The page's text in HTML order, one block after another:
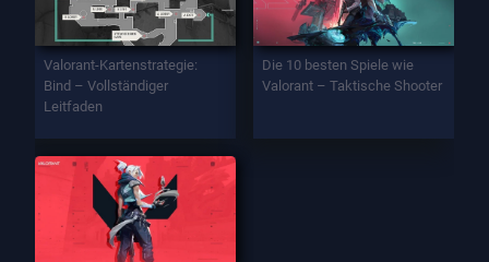
Valorant-Kartenstrategie:
Bind – Vollständiger
Leitfaden
Die 10 besten Spiele wie
Valorant – Taktische Shooter